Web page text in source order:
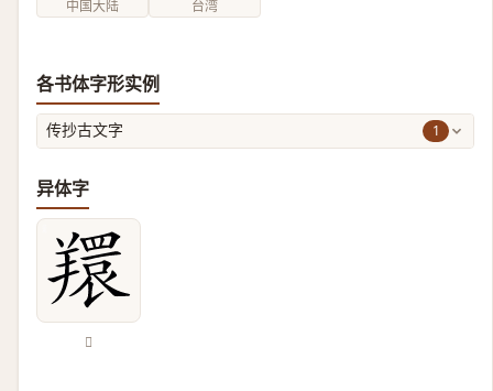
中国大陆 台湾
各书体字形实例
传抄古文字 1
异体字
𦏖